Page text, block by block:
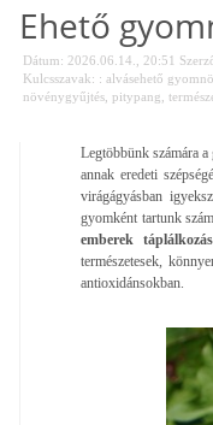
Ehető
Dátum: 2026.06.14., 20:51
Kulcsszavak: : alvásehető
növénygyűjtés pitypang
Legtöbbünk számára
annak eredeti
virágágyásban
gyomként tartunk
emberek
természetesek,
antioxidánsokban.